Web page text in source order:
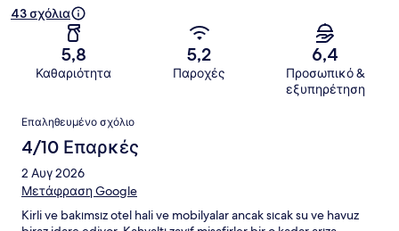
43 σχόλια
5,8
Καθαριότητα
5,2
Παροχές
6,4
Προσωπικό &
εξυπηρέτηση
Σχόλια
Επαληθευμένο σχόλιο
4/10 Επαρκές
2 Αυγ 2026
Μετάφραση Google
Kirli ve bakımsız otel hali ve mobilyalar ancak sıcak su ve havuz